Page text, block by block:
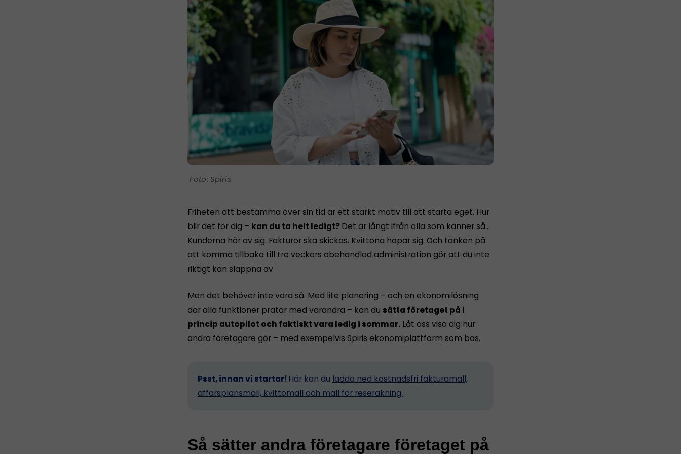
Spiris
Friheten att bestämma över sin tid är ett starkt motiv till att starta eget. Hur
blir det för dig – kan du ta helt ledigt? Det är långt ifrån alla som känner så…
Kunderna hör av sig. Fakturor ska skickas. Kvittona hopar sig. Och tanken på
att komma tillbaka till tre veckors obehandlad administration gör att du inte
riktigt kan slappna av.
Men det behöver inte vara så. Med lite planering – och en ekonomilösning
där alla funktioner pratar med varandra – kan du sätta företaget på i
princip autopilot och faktiskt vara ledig i sommar. Låt oss visa dig hur
andra företagare gör – med exempelvis Spiris ekonomiplattform som bas.
Psst, innan vi startar! Här kan du ladda ned kostnadsfri fakturamall,
affärsplansmall, kvittomall och mall för reseräkning.
Så sätter andra företagare företaget på